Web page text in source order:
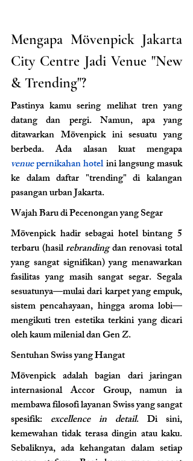
Mengapa Mövenpick Jakarta
City Centre Jadi Venue "New
& Trending"?
Pastinya kamu sering melihat tren yang
datang dan pergi. Namun, apa yang
ditawarkan Mövenpick ini sesuatu yang
venue pernikahan hotel ini langsung masuk
ke dalam daftar "trending" di kalangan
pasangan urban Jakarta.
Wajah Baru di Pecenongan yang Segar
Mövenpick hadir sebagai hotel bintang 5
terbaru (hasil rebranding dan renovasi total
yang sangat signifikan) yang menawarkan
fasilitas yang masih sangat segar. Segala
sesuatunya—mulai dari karpet yang empuk,
sistem pencahayaan, hingga aroma lobi—
mengikuti tren estetika terkini yang dicari
oleh kaum milenial dan Gen Z.
Sentuhan Swiss yang Hangat
Mövenpick adalah bagian dari jaringan
internasional Accor Group, namun ia
membawa filosofi layanan Swiss yang sangat
spesifik: excellence in detail. Di sini,
kemewahan tidak terasa dingin atau kaku.
Sebaliknya, ada kehangatan dalam setiap